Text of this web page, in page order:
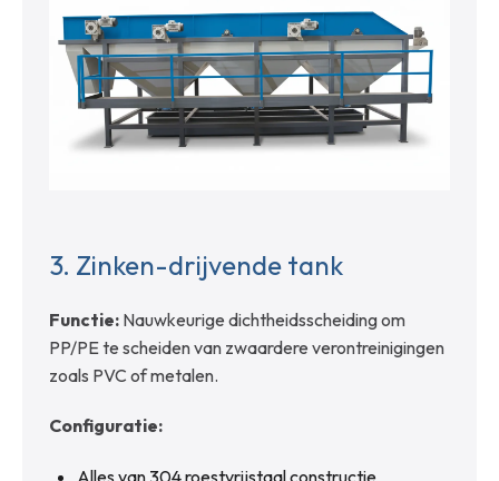
3. Zinken-drijvende tank
Functie: Nauwkeurige dichtheidsscheiding om
PP/PE te scheiden van zwaardere verontreinigingen
zoals PVC of metalen.
Configuratie: